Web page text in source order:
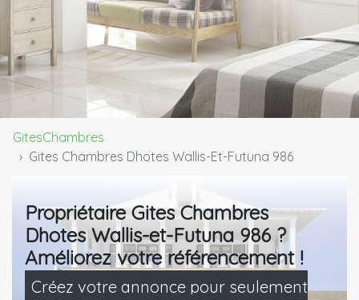
GitesChambres
Gites Chambres Dhotes Wallis-Et-Futuna 986
Propriétaire Gites Chambres
Dhotes Wallis-et-Futuna 986 ?
Améliorez votre référencement !
Créez votre annonce pour seulement